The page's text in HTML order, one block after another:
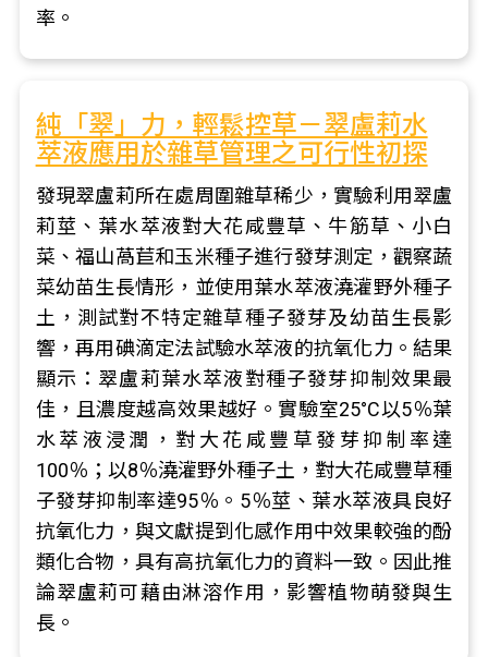
率。
純「翠」力，輕鬆控草－翠盧莉水
萃液應用於雜草管理之可行性初探
發現翠盧莉所在處周圍雜草稀少，實驗利用翠盧
莉莖、葉水萃液對大花咸豐草、牛筋草、小白
菜、福山萵苣和玉米種子進行發芽測定，觀察蔬
菜幼苗生長情形，並使用葉水萃液澆灌野外種子
土，測試對不特定雜草種子發芽及幼苗生長影
響，再用碘滴定法試驗水萃液的抗氧化力。結果
顯示：翠盧莉葉水萃液對種子發芽抑制效果最
佳，且濃度越高效果越好。實驗室25°C以5％葉
水萃液浸潤，對大花咸豐草發芽抑制率達
100％；以8％澆灌野外種子土，對大花咸豐草種
子發芽抑制率達95％。5％莖、葉水萃液具良好
抗氧化力，與文獻提到化感作用中效果較強的酚
類化合物，具有高抗氧化力的資料一致。因此推
論翠盧莉可藉由淋溶作用，影響植物萌發與生
長。